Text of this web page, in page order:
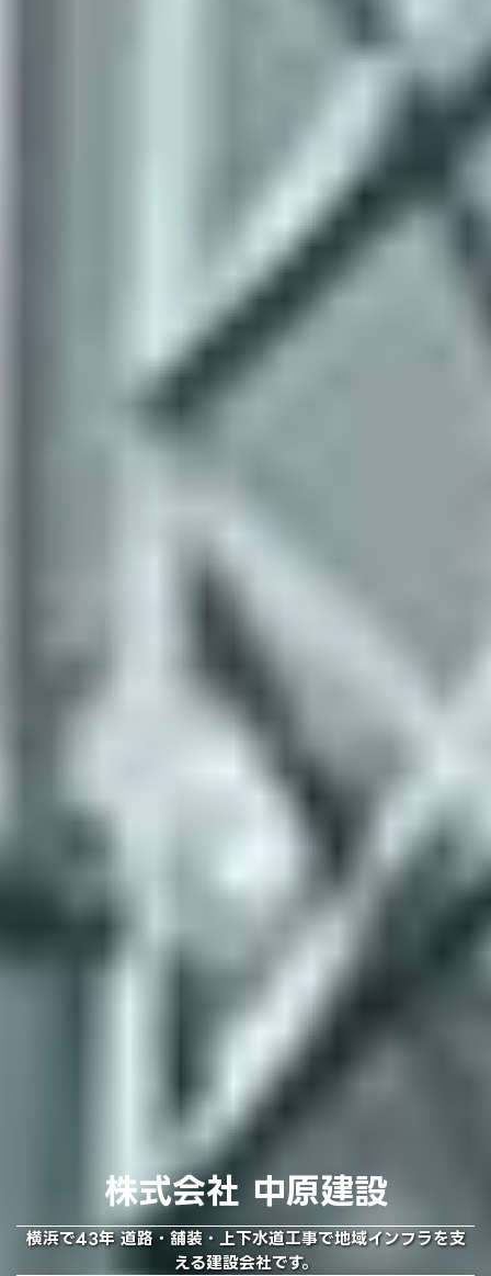
株式会社 中原建設
横浜で43年 道路・舗装・上下水道工事で地域インフラを支
える建設会社です。